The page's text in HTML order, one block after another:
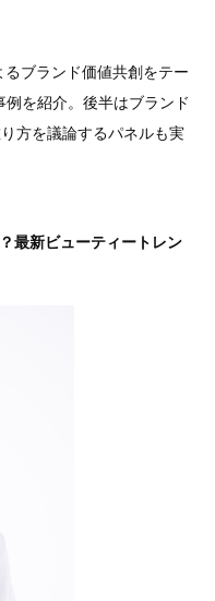
ブランド価値共創をテー
を紹介。後半はブランド
方を議論するパネルも実
最新ビューティートレン